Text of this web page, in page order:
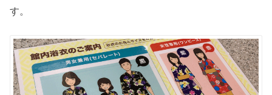
す。